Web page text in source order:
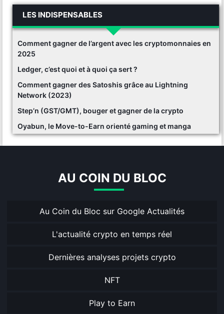
LES INDISPENSABLES
Comment gagner de l’argent avec les cryptomonnaies en
2025
Ledger, c’est quoi et à quoi ça sert ?
Comment gagner des Satoshis grâce au Lightning
Network (2023)
Step’n (GST/GMT), bouger et gagner de la crypto
Oyabun, le Move-to-Earn orienté gaming et manga
AU COIN DU BLOC
Au Coin du Bloc sur Google Actualités
L'actualité crypto en temps réel
Dernières analyses projets crypto
NFT
Play to Earn